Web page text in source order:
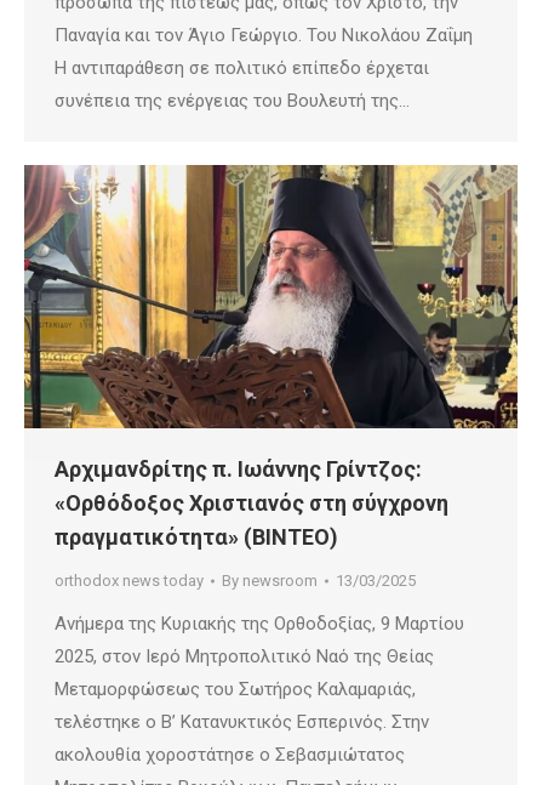
Παναγία και τον Άγιο Γεώργιο. Του Νικολάου Ζαΐμη
Η αντιπαράθεση σε πολιτικό επίπεδο έρχεται
συνέπεια της ενέργειας του Βουλευτή της…
Αρχιμανδρίτης π. Ιωάννης Γρίντζος:
«Ορθόδοξος Χριστιανός στη σύγχρονη
πραγματικότητα» (ΒΙΝΤΕΟ)
orthodox news today By newsroom 13/03/2025
Ανήμερα της Κυριακής της Ορθοδοξίας, 9 Μαρτίου
2025, στον Ιερό Μητροπολιτικό Ναό της Θείας
Μεταμορφώσεως του Σωτήρος Καλαμαριάς,
τελέστηκε ο Β’ Κατανυκτικός Εσπερινός. Στην
ακολουθία χοροστάτησε ο Σεβασμιώτατος